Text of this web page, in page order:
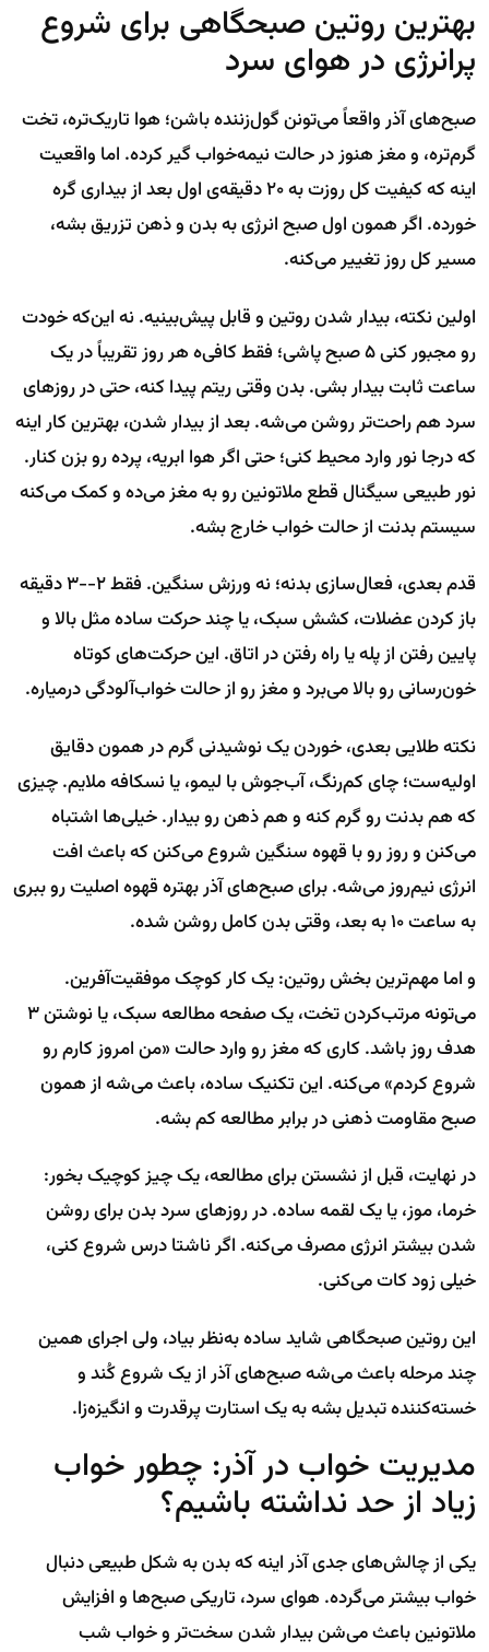
بهترین روتین صبحگاهی برای شروع
پرانرژی در هوای سرد
صبح‌های آذر واقعاً می‌تونن گول‌زننده باشن؛ هوا تاریک‌تره، تخت
گرم‌تره، و مغز هنوز در حالت نیمه‌خواب گیر کرده. اما واقعیت
اینه که کیفیت کل روزت به ۲۰ دقیقه‌ی اول بعد از بیداری گره
خورده. اگر همون اول صبح انرژی به بدن و ذهن تزریق بشه،
مسیر کل روز تغییر می‌کنه.
اولین نکته، بیدار شدن روتین و قابل پیش‌بینیه. نه این‌که خودت
رو مجبور کنی ۵ صبح پاشی؛ فقط کافی‌ه هر روز تقریباً در یک
ساعت ثابت بیدار بشی. بدن وقتی ریتم پیدا کنه، حتی در روزهای
سرد هم راحت‌تر روشن می‌شه. بعد از بیدار شدن، بهترین کار اینه
که درجا نور وارد محیط کنی؛ حتی اگر هوا ابریه، پرده رو بزن کنار.
نور طبیعی سیگنال قطع ملاتونین رو به مغز می‌ده و کمک می‌کنه
سیستم بدنت از حالت خواب خارج بشه.
قدم بعدی، فعال‌سازی بدنه؛ نه ورزش سنگین. فقط ۲--۳ دقیقه
باز کردن عضلات، کشش سبک، یا چند حرکت ساده مثل بالا و
پایین رفتن از پله یا راه رفتن در اتاق. این حرکت‌های کوتاه
خون‌رسانی رو بالا می‌برد و مغز رو از حالت خواب‌آلودگی درمیاره.
نکته طلایی بعدی، خوردن یک نوشیدنی گرم در همون دقایق
اولیه‌ست؛ چای کم‌رنگ، آب‌جوش با لیمو، یا نسکافه ملایم. چیزی
که هم بدنت رو گرم کنه و هم ذهن رو بیدار. خیلی‌ها اشتباه
می‌کنن و روز رو با قهوه سنگین شروع می‌کنن که باعث افت
انرژی نیم‌روز می‌شه. برای صبح‌های آذر بهتره قهوه‌ اصلیت رو ببری
به ساعت ۱۰ به بعد، وقتی بدن کامل روشن شده.
و اما مهم‌ترین بخش روتین: یک کار کوچک موفقیت‌آفرین.
می‌تونه مرتب‌کردن تخت، یک صفحه مطالعه سبک، یا نوشتن ۳
هدف روز باشد. کاری که مغز رو وارد حالت «من امروز کارم رو
شروع کردم» می‌کنه. این تکنیک ساده، باعث می‌شه از همون
صبح مقاومت ذهنی در برابر مطالعه کم بشه.
در نهایت، قبل از نشستن برای مطالعه، یک چیز کوچیک بخور:
خرما، موز، یا یک لقمه ساده. در روزهای سرد بدن برای روشن
شدن بیشتر انرژی مصرف می‌کنه. اگر ناشتا درس شروع کنی،
خیلی زود کات می‌کنی.
این روتین صبحگاهی شاید ساده به‌نظر بیاد، ولی اجرای همین
چند مرحله باعث می‌شه صبح‌های آذر از یک شروع کُند و
خسته‌کننده تبدیل بشه به یک استارت پرقدرت و انگیزه‌زا.
مدیریت خواب در آذر: چطور خواب
زیاد از حد نداشته باشیم؟
یکی از چالش‌های جدی آذر اینه که بدن به شکل طبیعی دنبال
خواب بیشتر می‌گرده. هوای سرد، تاریکی صبح‌ها و افزایش
ملاتونین باعث می‌شن بیدار شدن سخت‌تر و خواب شب